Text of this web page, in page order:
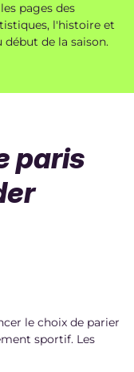
pages des
l'histoire et
début de la saison.
paris
le choix de parier
sportif. Les